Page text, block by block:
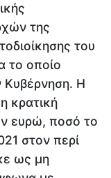
της
του
το οποίο
Κυβέρνηση. Η
κρατική
ευρώ, ποσό το
στον περί
ως μη